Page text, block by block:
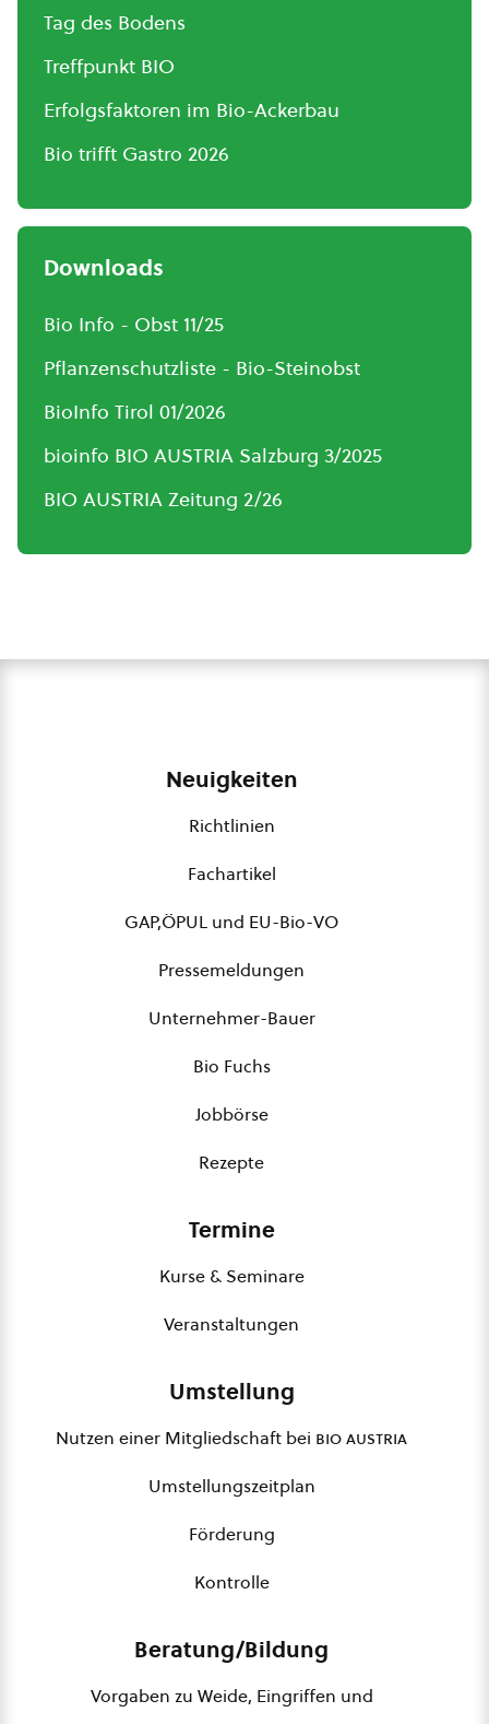
Tag des Bodens
Treffpunkt BIO
Erfolgsfaktoren im Bio-Ackerbau
Bio trifft Gastro 2026
Downloads
Bio Info - Obst 11/25
Pflanzenschutzliste - Bio-Steinobst
BioInfo Tirol 01/2026
bioinfo BIO AUSTRIA Salzburg 3/2025
BIO AUSTRIA Zeitung 2/26
Neuigkeiten
Richtlinien
Fachartikel
GAP,ÖPUL und EU-Bio-VO
Pressemeldungen
Unternehmer-Bauer
Bio Fuchs
Jobbörse
Rezepte
Termine
Kurse & Seminare
Veranstaltungen
Umstellung
Nutzen einer Mitgliedschaft bei bio austria
Umstellungszeitplan
Förderung
Kontrolle
Beratung/Bildung
Vorgaben zu Weide, Eingriffen und